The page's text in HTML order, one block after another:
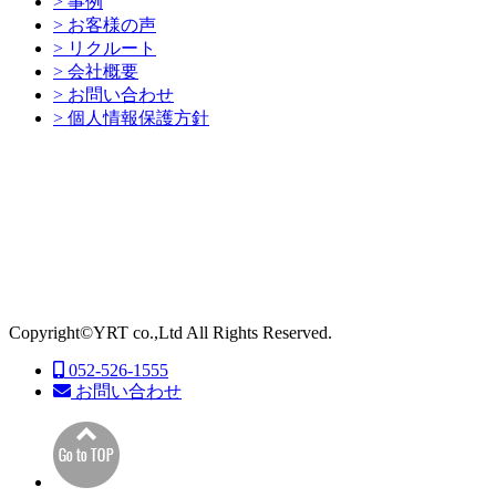
> お客様の声
> リクルート
> 会社概要
> お問い合わせ
> 個人情報保護方針
Copyright©YRT co.,Ltd All Rights Reserved.
052-526-1555
お問い合わせ